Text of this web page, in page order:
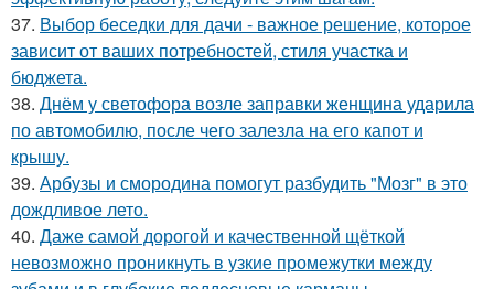
37. Выбор беседки для дачи - важное решение, которое
зависит от ваших потребностей, стиля участка и
бюджета.
38. Днём у светофора возле заправки женщина ударила
по автомобилю, после чего залезла на его капот и
крышу.
39. Арбузы и смородина помогут разбудить "Мозг" в это
дождливое лето.
40. Даже самой дорогой и качественной щёткой
невозможно проникнуть в узкие промежутки между